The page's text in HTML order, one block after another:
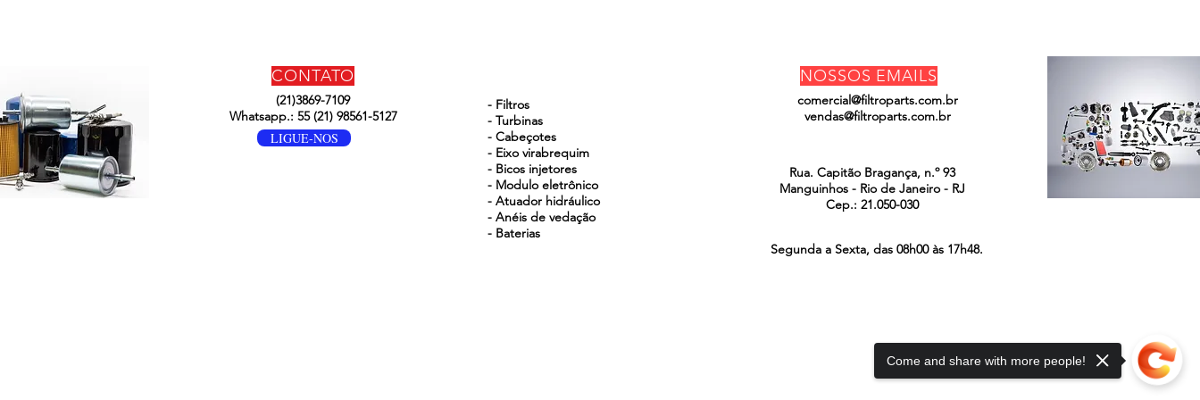
CONTATO
(21)3869-7109
Whatsapp.: 55 (21) 98561-5127
LIGUE-NOS
- Filtros
- Turbinas
- Cabeçotes
- Eixo virabrequim
- Bicos injetores
- Modulo eletrônico
- Atuador hidráulico
- Anéis de vedação
- Baterias
NOSSOS EMAILS
comercial@filtroparts.com.br
vendas@filtroparts.com.br
Rua. Capitão Bragança, n.º 93
Manguinhos - Rio de Janeiro - RJ
Cep.: 21.050-030
Segunda a Sexta, das 08h00 às 17h48.
Come and share with more people!